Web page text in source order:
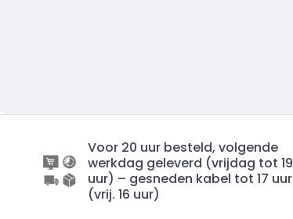
Voor 20 uur besteld, volgende
werkdag geleverd (vrijdag tot 19
uur) – gesneden kabel tot 17 uur
(vrij. 16 uur)